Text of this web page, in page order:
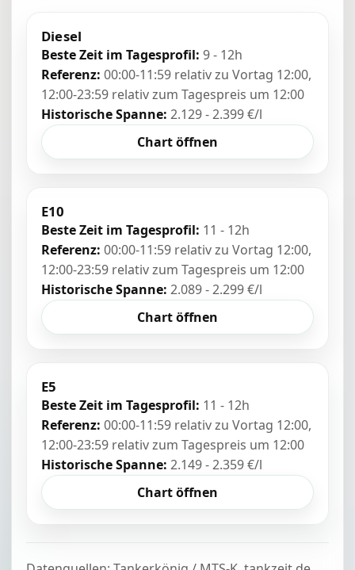
Diesel
Beste Zeit im Tagesprofil: 9 - 12h
Referenz: 00:00-11:59 relativ zu Vortag 12:00,
12:00-23:59 relativ zum Tagespreis um 12:00
Historische Spanne: 2.129 - 2.399 €/l
Chart öffnen
E10
Beste Zeit im Tagesprofil: 11 - 12h
Referenz: 00:00-11:59 relativ zu Vortag 12:00,
12:00-23:59 relativ zum Tagespreis um 12:00
Historische Spanne: 2.089 - 2.299 €/l
Chart öffnen
E5
Beste Zeit im Tagesprofil: 11 - 12h
Referenz: 00:00-11:59 relativ zu Vortag 12:00,
12:00-23:59 relativ zum Tagespreis um 12:00
Historische Spanne: 2.149 - 2.359 €/l
Chart öffnen